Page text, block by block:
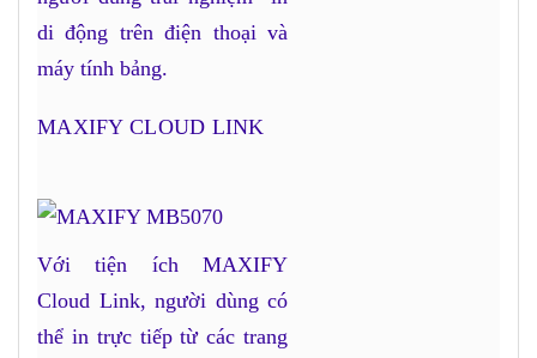
di động trên điện thoại và
máy tính bảng.
MAXIFY CLOUD LINK
Với tiện ích MAXIFY
Cloud Link, người dùng có
thể in trực tiếp từ các trang